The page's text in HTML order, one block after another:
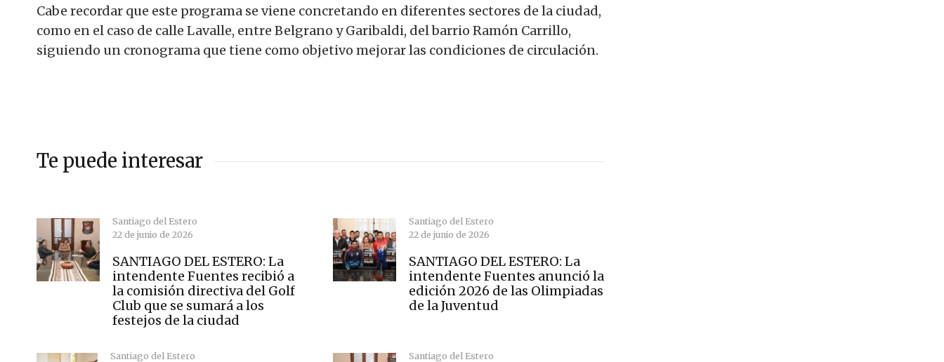
Cabe recordar que este programa se viene concretando en diferentes sectores de la ciudad,
como en el caso de calle Lavalle, entre Belgrano y Garibaldi, del barrio Ramón Carrillo,
siguiendo un cronograma que tiene como objetivo mejorar las condiciones de circulación.
Te puede interesar
Santiago del Estero
22 de junio de 2026
SANTIAGO DEL ESTERO: La
intendente Fuentes recibió a
la comisión directiva del Golf
Club que se sumará a los
festejos de la ciudad
Santiago del Estero
22 de junio de 2026
SANTIAGO DEL ESTERO: La
intendente Fuentes anunció la
edición 2026 de las Olimpiadas
de la Juventud
Santiago del Estero
Santiago del Estero